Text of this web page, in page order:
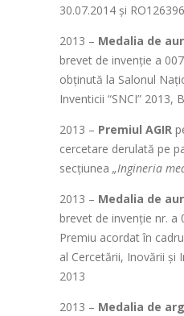
30.07.2014 și
2013 – Medalia de aur
brevet de invenţie a
obţinută la Salonul
Inventicii “SNCI” 2013,
2013 – Premiul AGIR
cercetare derulată pe
secţiunea „Ingineria
2013 – Medalia de aur
brevet de invenție nr. a
Premiu acordat în
al Cercetării, Inovării şi
2013
2013 – Medalia de